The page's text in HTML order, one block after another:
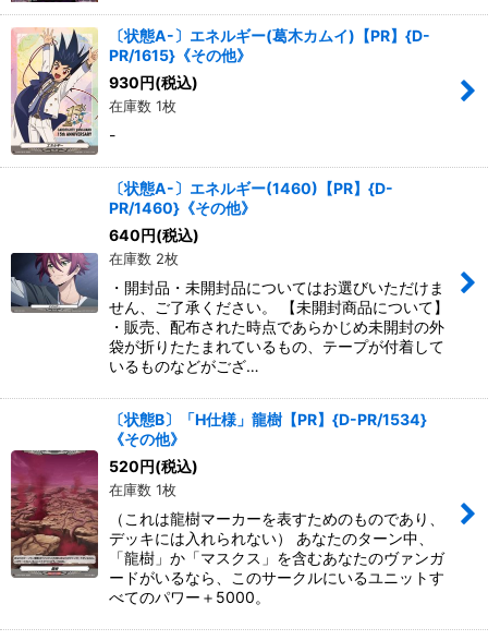
〔状態A-〕エネルギー(葛木カムイ)【PR】{D-
PR/1615}《その他》
930円(税込)
在庫数 1枚
-
〔状態A-〕エネルギー(1460)【PR】{D-
PR/1460}《その他》
640円(税込)
在庫数 2枚
・開封品・未開封品についてはお選びいただけま
せん、ご了承ください。 【未開封商品について】
・販売、配布された時点であらかじめ未開封の外
袋が折りたたまれているもの、テープが付着して
いるものなどがござ…
〔状態B〕「H仕様」龍樹【PR】{D-PR/1534}
《その他》
520円(税込)
在庫数 1枚
（これは龍樹マーカーを表すためのものであり、
デッキには入れられない） あなたのターン中、
「龍樹」か「マスクス」を含むあなたのヴァンガ
ードがいるなら、このサークルにいるユニットす
べてのパワー＋5000。